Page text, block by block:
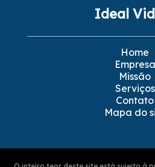
Ideal
Home
Empresa
Missão
Serviços
Contato
Mapa do